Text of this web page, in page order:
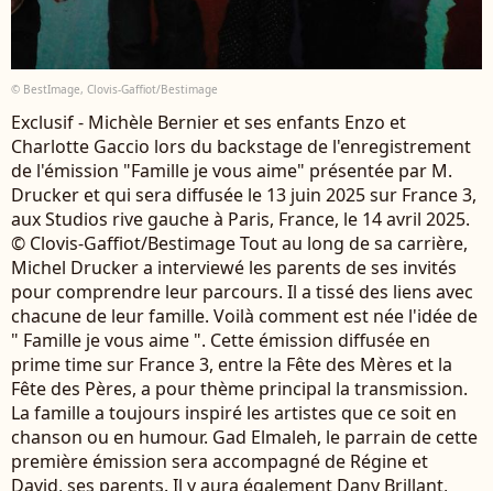
© BestImage, Clovis-Gaffiot/Bestimage
Exclusif - Michèle Bernier et ses enfants Enzo et
Charlotte Gaccio lors du backstage de l'enregistrement
de l'émission "Famille je vous aime" présentée par M.
Drucker et qui sera diffusée le 13 juin 2025 sur France 3,
aux Studios rive gauche à Paris, France, le 14 avril 2025.
© Clovis-Gaffiot/Bestimage Tout au long de sa carrière,
Michel Drucker a interviewé les parents de ses invités
pour comprendre leur parcours. Il a tissé des liens avec
chacune de leur famille. Voilà comment est née l'idée de
" Famille je vous aime ". Cette émission diffusée en
prime time sur France 3, entre la Fête des Mères et la
Fête des Pères, a pour thème principal la transmission.
La famille a toujours inspiré les artistes que ce soit en
chanson ou en humour. Gad Elmaleh, le parrain de cette
première émission sera accompagné de Régine et
David, ses parents. Il y aura également Dany Brillant,